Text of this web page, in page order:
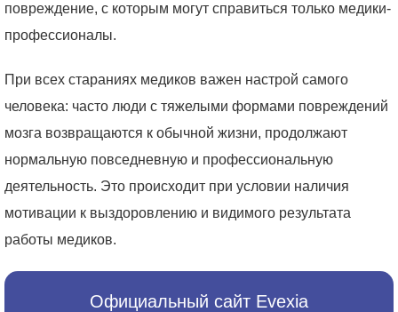
повреждение, с которым могут справиться только медики-
профессионалы.
При всех стараниях медиков важен настрой самого
человека: часто люди с тяжелыми формами повреждений
мозга возвращаются к обычной жизни, продолжают
нормальную повседневную и профессиональную
деятельность. Это происходит при условии наличия
мотивации к выздоровлению и видимого результата
работы медиков.
Официальный сайт Evexia